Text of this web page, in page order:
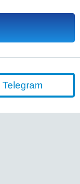
Telegram